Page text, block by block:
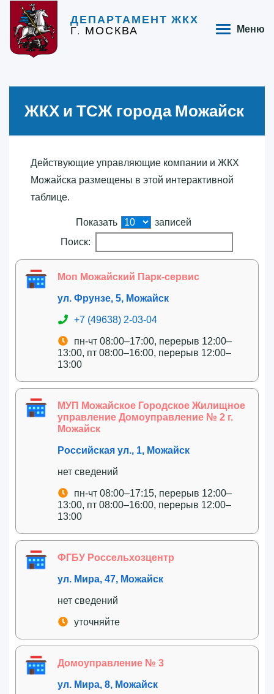
ДЕПАРТАМЕНТ ЖКХ
Г. МОСКВА Меню
ЖКХ и ТСЖ города Можайск
Действующие управляющие компании и ЖКХ
Можайска размещены в этой интерактивной
таблице.
Показать
записей
Поиск:
Моп Можайский Парк-сервис
ул. Фрунзе, 5, Можайск
+7 (49638) 2-03-04
пн-чт 08:00–17:00, перерыв 12:00–
13:00, пт 08:00–16:00, перерыв 12:00–
13:00
МУП Можайское Городское Жилищное
управление Домоуправление № 2 г.
Можайск
Российская ул., 1, Можайск
нет сведений
пн-чт 08:00–17:15, перерыв 12:00–
13:00, пт 08:00–16:00, перерыв 12:00–
13:00
ФГБУ Россельхозцентр
ул. Мира, 47, Можайск
нет сведений
уточняйте
Домоуправление № 3
ул. Мира, 8, Можайск